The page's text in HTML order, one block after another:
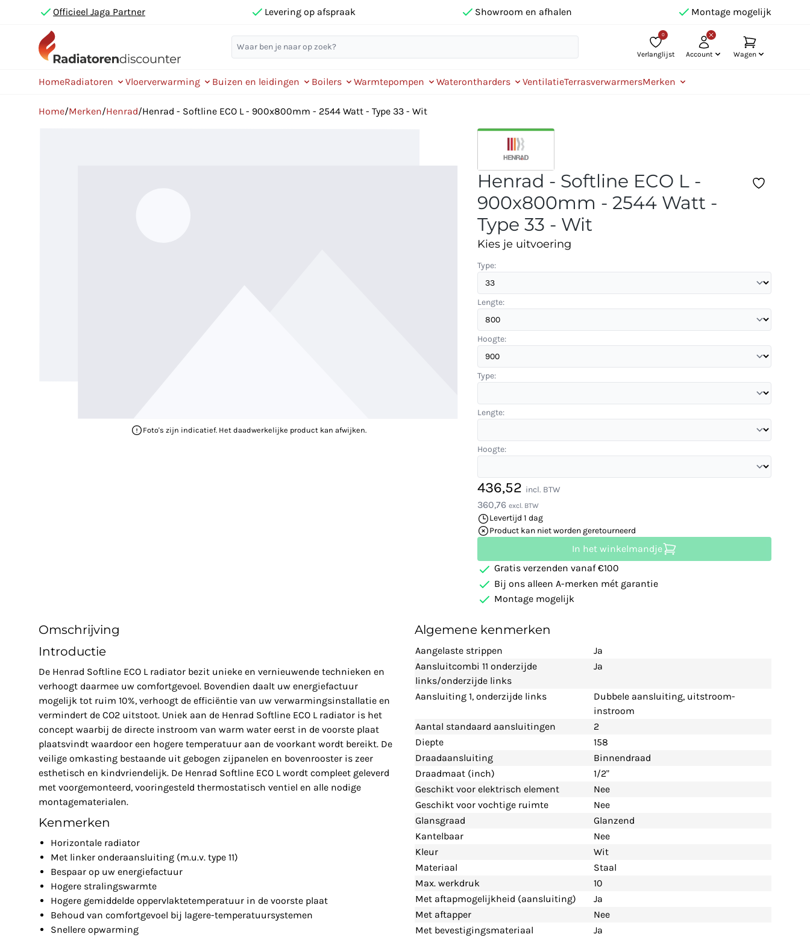
Officieel Jaga Partner Levering op afspraak Showroom en afhalen Montage mogelijk
0
Verlanglijst Account Wagen
HomeRadiatoren Vloerverwarming Buizen en leidingen Boilers Warmtepompen Waterontharders VentilatieTerrasverwarmersMerken
Home/Merken/Henrad/Henrad - Softline ECO L - 900x800mm - 2544 Watt - Type 33 - Wit
Foto's zijn indicatief. Het daadwerkelijke product kan afwijken.
Henrad - Softline ECO L -
900x800mm - 2544 Watt -
Type 33 - Wit
Kies je uitvoering
Type:
Lengte:
Hoogte:
Type:
Lengte:
Hoogte:
436,52 incl. BTW
360,76 excl. BTW
Levertijd 1 dag
Product kan niet worden geretourneerd
In het winkelmandje
Gratis verzenden vanaf €100
Bij ons alleen A-merken mét garantie
Montage mogelijk
Omschrijving
Introductie
De Henrad Softline ECO L radiator bezit unieke en vernieuwende technieken en
verhoogt daarmee uw comfortgevoel. Bovendien daalt uw energiefactuur
mogelijk tot ruim 10%, verhoogt de efficiëntie van uw verwarmingsinstallatie en
vermindert de CO2 uitstoot. Uniek aan de Henrad Softline ECO L radiator is het
concept waarbij de directe instroom van warm water eerst in de voorste plaat
plaatsvindt waardoor een hogere temperatuur aan de voorkant wordt bereikt. De
veilige omkasting bestaande uit gebogen zijpanelen en bovenrooster is zeer
esthetisch en kindvriendelijk. De Henrad Softline ECO L wordt compleet geleverd
met voorgemonteerd, vooringesteld thermostatisch ventiel en alle nodige
montagematerialen.
Kenmerken
Horizontale radiator
Met linker onderaansluiting (m.u.v. type 11)
Bespaar op uw energiefactuur
Hogere stralingswarmte
Hogere gemiddelde oppervlaktetemperatuur in de voorste plaat
Behoud van comfortgevoel bij lagere-temperatuursystemen
Snellere opwarming
Algemene kenmerken
Aangelaste strippen
Ja
Aansluitcombi 11 onderzijde
links/onderzijde links
Ja
Aansluiting 1, onderzijde links
Dubbele aansluiting, uitstroom-
instroom
Aantal standaard aansluitingen
2
Diepte
158
Draadaansluiting
Binnendraad
Draadmaat (inch)
1/2"
Geschikt voor elektrisch element
Nee
Geschikt voor vochtige ruimte
Nee
Glansgraad
Glanzend
Kantelbaar
Nee
Kleur
Wit
Materiaal
Staal
Max. werkdruk
10
Met aftapmogelijkheid (aansluiting)
Ja
Met aftapper
Nee
Met bevestigingsmateriaal
Ja